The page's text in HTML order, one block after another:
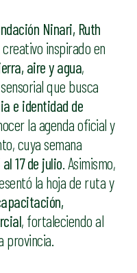
Ninari, Ruth
inspirado en
aire y agua,
que busca
e identidad de
la agenda oficial y
cuya semana
al 17 de julio. Asimismo,
la hoja de ruta y
, fortaleciendo al
provincia.